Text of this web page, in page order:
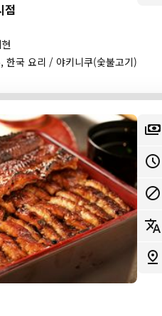
점
한국 요리 / 야키니쿠(숯불고기)